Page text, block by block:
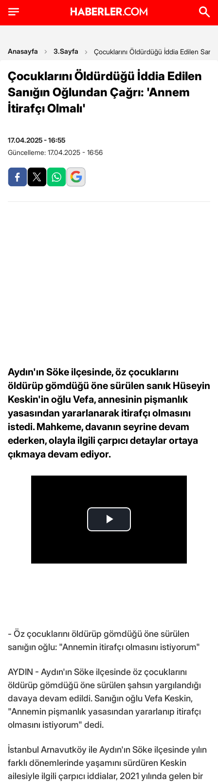
Anasayfa 3.Sayfa Çocuklarını Öldürdüğü İddia Edilen
Çocuklarını Öldürdüğü İddia Edilen
Sanığın Oğlundan Çağrı: 'Annem
İtirafçı Olmalı'
17.04.2025 - 16:55
Güncelleme: 17.04.2025 - 16:56
Aydın'ın Söke ilçesinde, öz çocuklarını
öldürüp gömdüğü öne sürülen sanık Hüseyin
Keskin'in oğlu Vefa, annesinin pişmanlık
yasasından yararlanarak itirafçı olmasını
istedi. Mahkeme, davanın seyrine devam
ederken, olayla ilgili çarpıcı detaylar ortaya
çıkmaya devam ediyor.
- Öz çocuklarını öldürüp gömdüğü öne sürülen
sanığın oğlu: "Annemin itirafçı olmasını istiyorum"
AYDIN - Aydın'ın Söke ilçesinde öz çocuklarını
öldürüp gömdüğü öne sürülen şahsın yargılandığı
davaya devam edildi. Sanığın oğlu Vefa Keskin,
"Annemin pişmanlık yasasından yararlanıp itirafçı
olmasını istiyorum" dedi.
İstanbul Arnavutköy ile Aydın'ın Söke ilçesinde yılın
farklı dönemlerinde yaşamını sürdüren Keskin
ailesiyle ilgili çarpıcı iddialar, 2021 yılında gelen bir